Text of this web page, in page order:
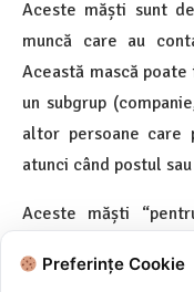
Aceste măști sunt
muncă care au
Această mască
un subgrup
altor persoane care
atunci când postul
Aceste măști
principal
profesionale și pot fi
Preferințe Cookie